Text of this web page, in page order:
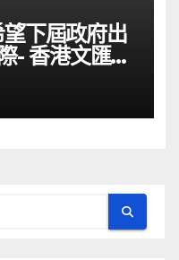
下屆政府出
- 香港文匯網